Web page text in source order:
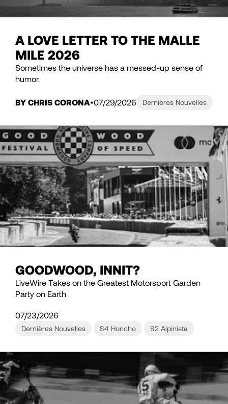
A LOVE LETTER TO THE MALLE
MILE 2026
Sometimes the universe has a messed-up sense of
humor.
BY CHRIS CORONA 07/29/2026 Dernières Nouvelles
GOODWOOD, INNIT?
LiveWire Takes on the Greatest Motorsport Garden
Party on Earth
07/23/2026
Dernières Nouvelles S4 Honcho S2 Alpinista